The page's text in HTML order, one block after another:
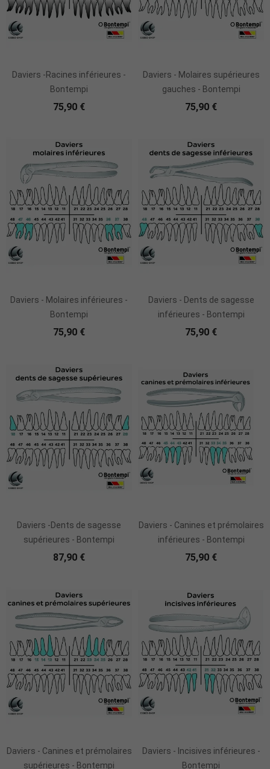
Daviers -Racines inférieures -
Bontempi
75,90 €
Daviers - Molaires supérieures
gauches - Bontempi
75,90 €
Daviers - Molaires inférieures -
Bontempi
75,90 €
Daviers - Dents de sagesse
inférieures - Bontempi
75,90 €
Daviers -Dents de sagesse
supérieures - Bontempi
87,90 €
Daviers - Canines et prémolaires
inférieures - Bontempi
75,90 €
Daviers - Canines et prémolaires
supérieures - Bontempi
Daviers - Incisives inférieures -
Bontempi